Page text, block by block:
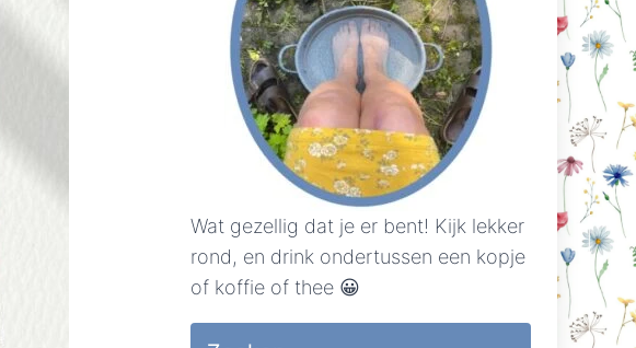
Wat gezellig dat je er bent! Kijk lekker
rond, en drink ondertussen een kopje
of koffie of thee 😀